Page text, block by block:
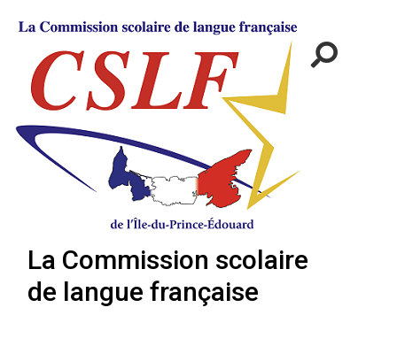
La Commission scolaire
de langue française